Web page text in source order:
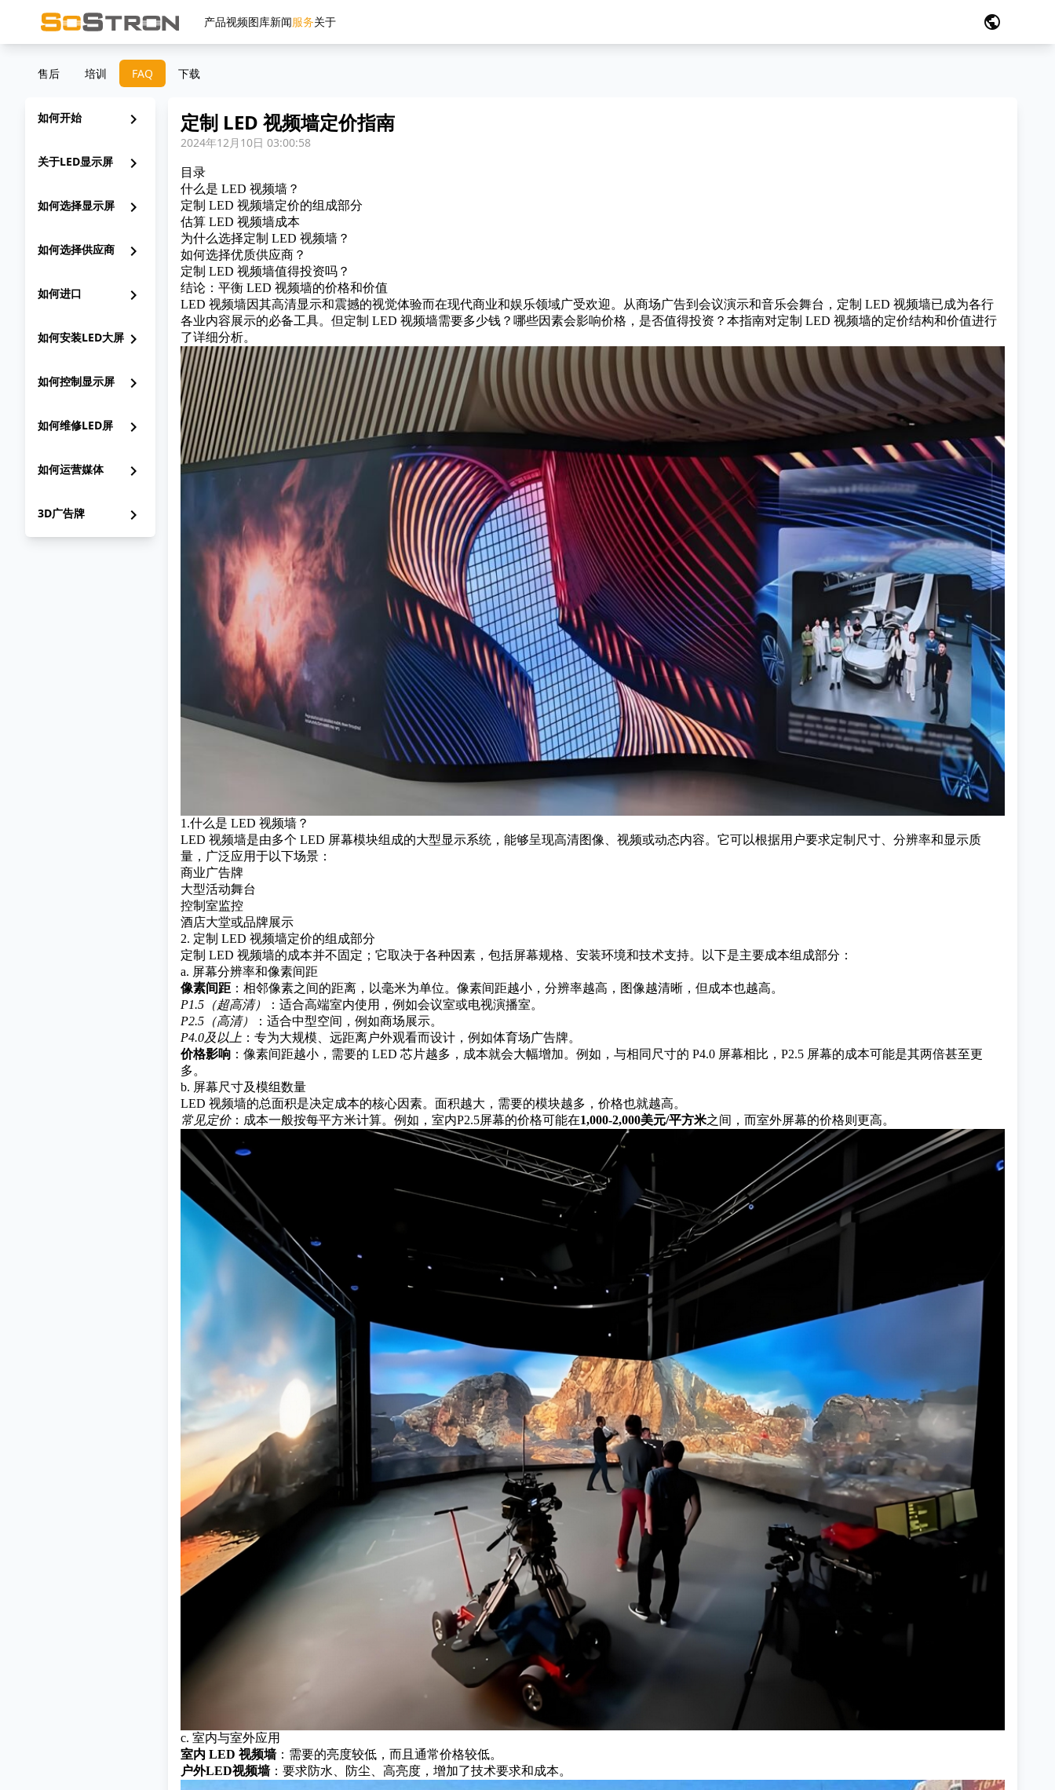
产品视频图库新闻服务关于 public
售后 培训 FAQ 下载
如何开始 chevron_right
关于LED显示屏 chevron_right
如何选择显示屏 chevron_right
如何选择供应商 chevron_right
如何进口 chevron_right
如何安装LED大屏 chevron_right
如何控制显示屏 chevron_right
如何维修LED屏 chevron_right
如何运营媒体 chevron_right
3D广告牌 chevron_right
定制 LED 视频墙定价指南
2024年12月10日 03:00:58
目录
什么是 LED 视频墙？
定制 LED 视频墙定价的组成部分
估算 LED 视频墙成本
为什么选择定制 LED 视频墙？
如何选择优质供应商？
定制 LED 视频墙值得投资吗？
结论：平衡 LED 视频墙的价格和价值
LED 视频墙因其高清显示和震撼的视觉体验而在现代商业和娱乐领域广受欢迎。从商场广告到会议演示和音乐会舞台，定制 LED 视频墙已成为各行
各业内容展示的必备工具。但定制 LED 视频墙需要多少钱？哪些因素会影响价格，是否值得投资？本指南对定制 LED 视频墙的定价结构和价值进行
了详细分析。
1.什么是 LED 视频墙？
LED 视频墙是由多个 LED 屏幕模块组成的大型显示系统，能够呈现高清图像、视频或动态内容。它可以根据用户要求定制尺寸、分辨率和显示质
量，广泛应用于以下场景：
商业广告牌
大型活动舞台
控制室监控
酒店大堂或品牌展示
2. 定制 LED 视频墙定价的组成部分
定制 LED 视频墙的成本并不固定；它取决于各种因素，包括屏幕规格、安装环境和技术支持。以下是主要成本组成部分：
a. 屏幕分辨率和像素间距
像素间距 ：相邻像素之间的距离，以毫米为单位。像素间距越小，分辨率越高，图像越清晰，但成本也越高。
P1.5（超高清）
：适合高端室内使用，例如会议室或电视演播室。
P2.5（高清）
：适合中型空间，例如商场展示。
P4.0及以上 ：专为大规模、远距离户外观看而设计，例如体育场广告牌。
价格影响 ：像素间距越小，需要的 LED 芯片越多，成本就会大幅增加。例如，与相同尺寸的 P4.0 屏幕相比，P2.5 屏幕的成本可能是其两倍甚至更
多。
b. 屏幕尺寸及模组数量
LED 视频墙的总面积是决定成本的核心因素。面积越大，需要的模块越多，价格也就越高。
常见定价：成本一般按每平方米计算。例如，室内P2.5屏幕的价格可能在1,000-2,000美元/平方米之间，而室外屏幕的价格则更高。
c. 室内与室外应用
室内 LED 视频墙：需要的亮度较低，而且通常价格较低。
户外LED视频墙：要求防水、防尘、高亮度，增加了技术要求和成本。